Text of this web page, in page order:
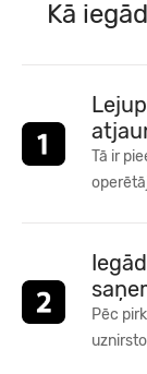
Kā
Tā ir
Pēc